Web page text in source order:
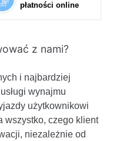
płatności online
z nami?
i najbardziej
wynajmu
użytkownikowi
wszystko, czego klient
niezależnie od